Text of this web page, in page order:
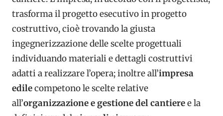
trasforma il progetto esecutivo in progetto
costruttivo, cioè trovando la giusta
ingegnerizzazione delle scelte progettuali
individuando materiali e dettagli costruttivi
adatti a realizzare l’opera; inoltre all’impresa
edilecompetono le scelte relative
all’organizzazione e gestione del cantieree la